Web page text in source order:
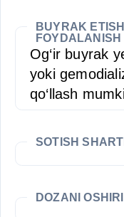
BUYRAK
FOYDALANISH
Og‘ir buyrak
yoki
qo‘llash
SOTISH
DOZANI